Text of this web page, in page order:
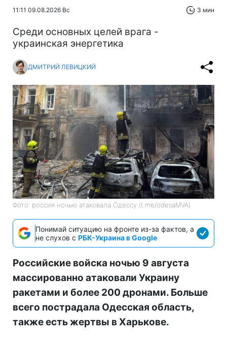
11:11 09.08.2026 Вс 3 мин
Среди основных целей врага -
украинская энергетика
ДМИТРИЙ ЛЕВИЦКИЙ
Фото: россия ночью атаковала Одессу (t.me/odesaMVA)
Понимай ситуацию на фронте из-за фактов, а
не слухов с РБК-Украина в Google
Российские войска ночью 9 августа
массированно атаковали Украину
ракетами и более 200 дронами. Больше
всего пострадала Одесская область,
также есть жертвы в Харькове.